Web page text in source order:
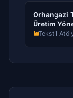
Orhangazi
Üretim
Tekstil